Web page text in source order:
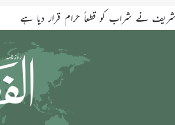
نے شراب کو قطعاً حرام قرار دیا ہے